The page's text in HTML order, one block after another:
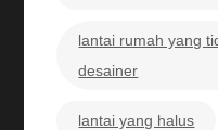
lantai rumah yang
desainer
lantai yang halus